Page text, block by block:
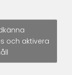
och aktivera